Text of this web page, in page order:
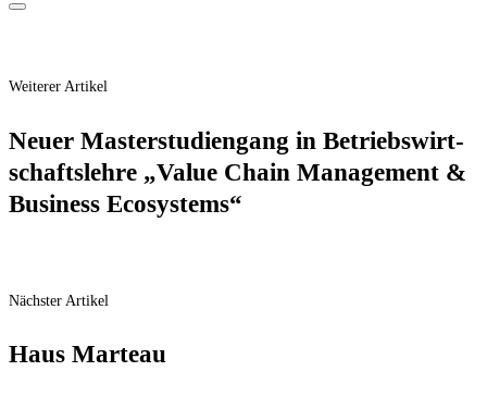
Weiterer Artikel
Neu­er Mas­ter­stu­di­en­gang in Betriebs­wirt­
schafts­leh­re „Value Chain Manage­ment &
Busi­ness Ecosystems“
Nächster Artikel
Haus Mar­teau